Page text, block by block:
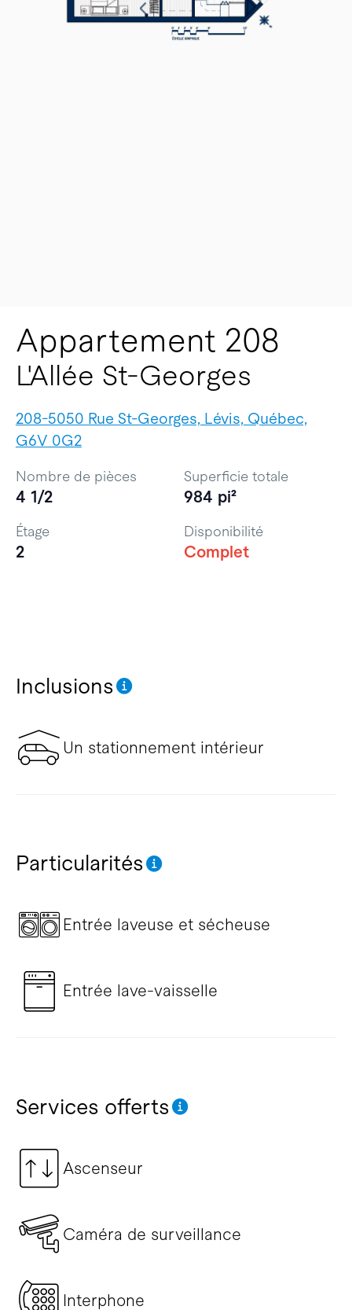
Appartement 208
L'Allée St-Georges
208-5050 Rue St-Georges, Lévis, Québec,
G6V 0G2
Inclusions
Un stationnement intérieur
Particularités
Entrée laveuse et sécheuse
Entrée lave-vaisselle
Services offerts
Ascenseur
Caméra de surveillance
Interphone
Nombre de pièces
4 1/2
Superficie totale
984 pi²
Étage
2
Disponibilité
Complet